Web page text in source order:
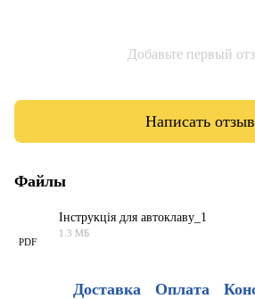
Добавьте первый
Написать отзыв
Файлы
PDF
Інструкція для автоклаву_1
1.3 МБ
Доставка Оплата